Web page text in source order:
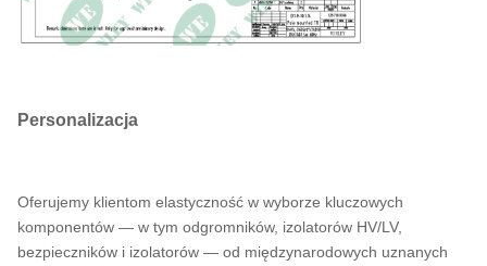
Personalizacja
Oferujemy klientom elastyczność w wyborze kluczowych
komponentów — w tym odgromników, izolatorów HV/LV,
bezpieczników i izolatorów — od międzynarodowych uznanych